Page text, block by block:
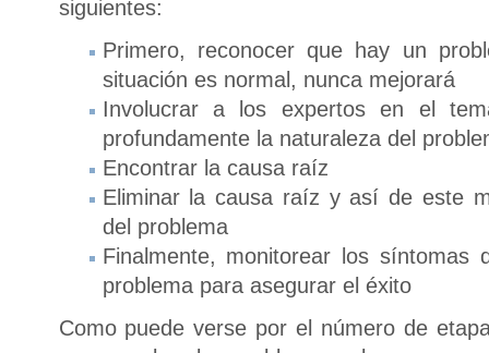
siguientes:
Primero, reconocer que hay un
situación es normal, nunca mejorará
Involucrar a los expertos en el
profundamente la naturaleza del
Encontrar la causa raíz
Eliminar la causa raíz y así de este
del problema
Finalmente, monitorear los síntomas
problema para asegurar el éxito
Como puede verse por el número de